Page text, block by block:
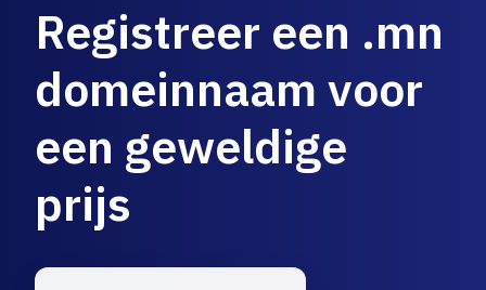
Registreer een .mn
domeinnaam voor
een geweldige
prijs